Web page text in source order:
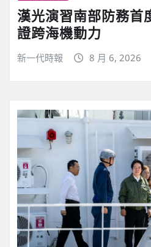
漢光演習南部防務首
證跨海機動力
新一代時報 8 月 6, 2026